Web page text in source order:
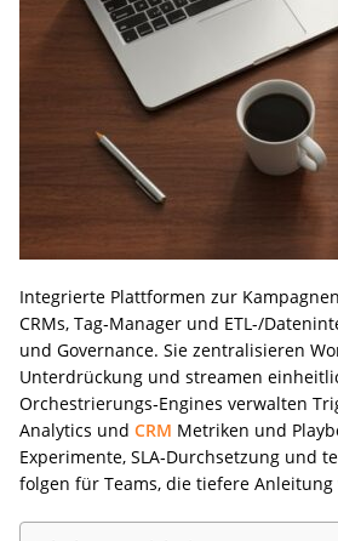
Integrierte Plattformen zur
CRMs, Tag‑Manager und ETL-/
und Governance. Sie zentralisieren
Unterdrückung und streamen
Orchestrierungs‑Engines verwalten
Analytics und CRM Metriken und
Experimente, SLA‑Durchsetzung und
folgen für Teams, die tiefere Anleitung